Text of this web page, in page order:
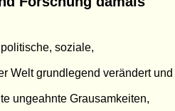
soziale,
Welt grundlegend verändert und
ungeahnte Grausamkeiten,